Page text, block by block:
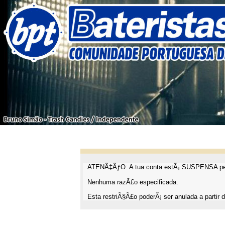
ATENÃ‡ÃƒO: A tua conta estÃ¡ SUSPENSA
Nenhuma razÃ£o especificada.
Esta restriÃ§Ã£o poderÃ¡ ser anulada a partir